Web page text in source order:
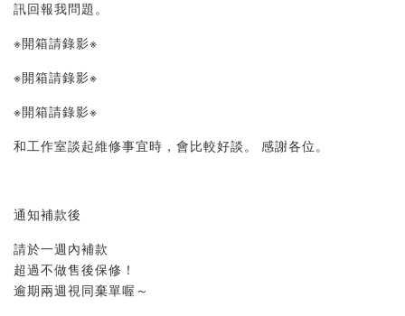
訊回報我問題。
※開箱請錄影※
※開箱請錄影※
※開箱請錄影※
和工作室談起維修事宜時，會比較好談。 感謝各位。
通知補款後
請於一週內補款
超過不做售後保修！
逾期兩週視同棄單喔～